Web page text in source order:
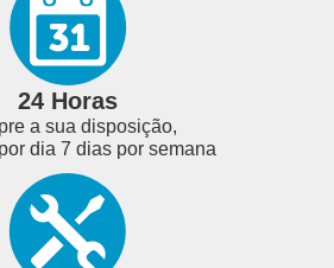
24 Horas
a sua disposição,
dia 7 dias por semana